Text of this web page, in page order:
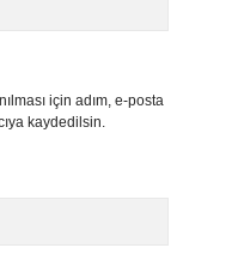
için adım, e-posta
kaydedilsin.